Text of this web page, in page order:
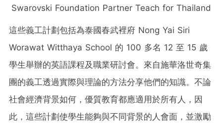
Swarovski Foundation Partner Teach for Thailand
這些義工計劃包括為泰國春武裡府 Nong Yai Siri
Worawat Witthaya School 的 100 多名 12 至 15 歲
學生舉辦的英語課程及職業研討會。來自施華洛世奇集
團的義工透過實際與理論的方法分享他們的知識。不論
社會經濟背景如何，優質教育都應適用於所有人，因
此，這些計劃使學生能夠與不同背景的人會面，並激勵